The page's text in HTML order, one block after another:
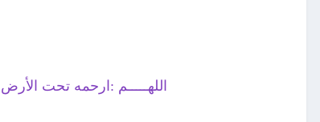
اللهـــــم :ارحمه تحت الأرض